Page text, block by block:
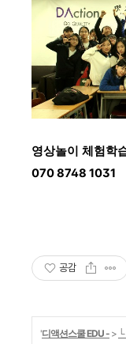
영상놀이 체험학
070 8748 1031
공감
'디액션스쿨 EDU - >